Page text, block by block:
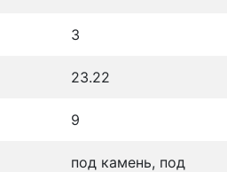
3
23.22
9
под камень, под